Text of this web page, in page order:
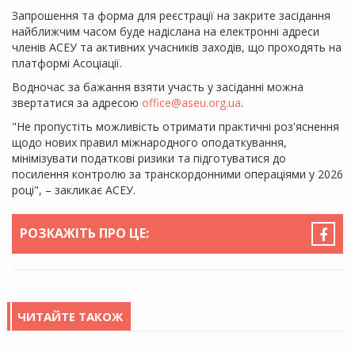
Запрошення та форма для реєстрації на закрите засідання
найближчим часом буде надіслана на електронні адреси
членів АСЕУ та активних учасників заходів, що проходять на
платформі Асоціації.
Водночас за бажання взяти участь у засіданні можна
звертатися за адресою office@aseu.org.ua.
"Не пропустіть можливість отримати практичні роз'яснення
щодо нових правил міжнародного оподаткування,
мінімізувати податкові ризики та підготуватися до
посилення контролю за транскордонними операціями у 2026
році", – закликає АСЕУ.
РОЗКАЖІТЬ ПРО ЦЕ:
ЧИТАЙТЕ ТАКОЖ